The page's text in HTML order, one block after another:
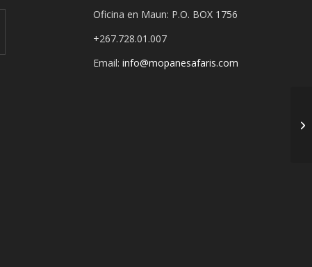
Oficina en Maun: P.O. BOX 1756
+267.728.01.007
Email: info@mopanesafaris.com